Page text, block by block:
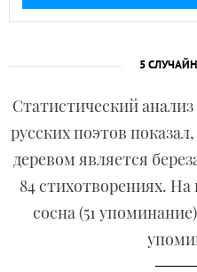
5
Статистический
русских поэтов
деревом является
84 стихотворениях.
сосна (51